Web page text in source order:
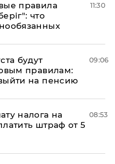
правила
что
11:30
будут
правилам:
на пенсию
09:06
налога на
штраф от 5
08:53